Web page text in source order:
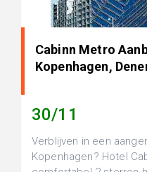
Cabinn Metro
Kopenhagen,
30/11
Verblijven in een
Kopenhagen? Hotel